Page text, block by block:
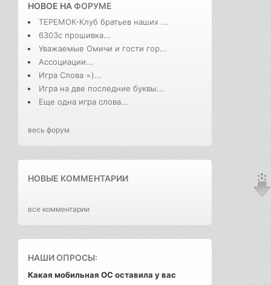
НОВОЕ НАФОРУМЕ
ТЕРЕМОК-Клуб братьев наших ...
6303с прошивка...
Уважаемые Омичи и гости гор...
Ассоциации...
Игра Слова =)...
Игра на две последние буквы...
Еще одна игра слова...
весь форум
НОВЫЕ КОММЕНТАРИИ
все комментарии
НАШИ ОПРОСЫ:
Какая мобильная ОС оставила у вас